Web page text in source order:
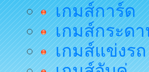
เกมส์การ์ด
เกมส์กระด
เกมส์แข่งรถ